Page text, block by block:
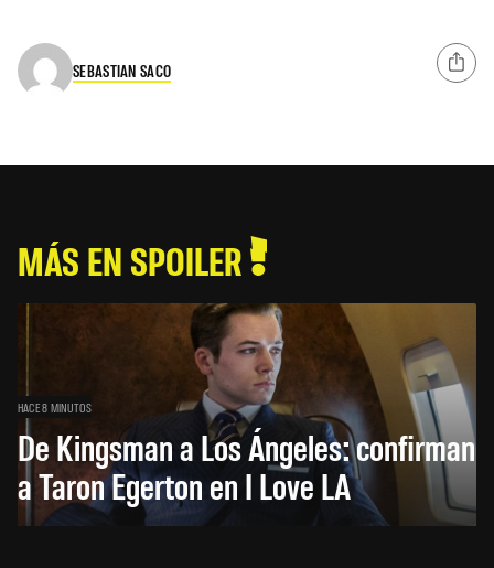
SEBASTIAN SACO
MÁS EN SPOILER
HACE 8 MINUTOS
De Kingsman a Los Ángeles: confirman
a Taron Egerton en I Love LA